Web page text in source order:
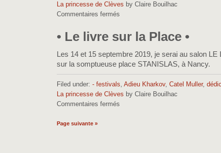
La princesse de Clèves by Claire Bouilhac
Commentaires fermés
de
•
• Le livre sur la Place •
Les 14 et 15 septembre 2019, je serai au salon
sur la somptueuse place STANISLAS, à Nancy.
Filed under: - festivals, Adieu Kharkov, Catel Muller,
La princesse de Clèves by Claire Bouilhac
Commentaires fermés
Page suivante »